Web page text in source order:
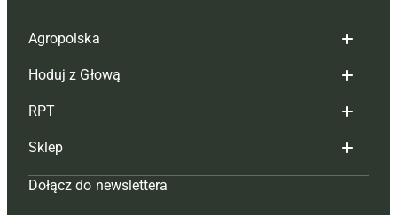
Agropolska
Redakcja
Reklama
Tagi
Mapa serwisu
Hoduj z Głową
Hoduj z głową bydło
Hoduj z głową świnie
Prenumerata
RPT
Redakcja
Prenumerata
Sklep
Czasopisma i prenumerata
Dołącz do newslettera